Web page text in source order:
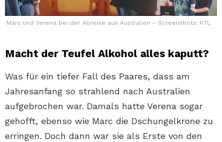
Marc und Verena bei der Abreise aus Australien – Screenshots: RTL
Macht der Teufel Alkohol alles kaputt?
Was für ein tiefer Fall des Paares, dass am
Jahresanfang so strahlend nach Australien
aufgebrochen war. Damals hatte Verena sogar
gehofft, ebenso wie Marc die Dschungelkrone zu
erringen. Doch dann war sie als Erste von den